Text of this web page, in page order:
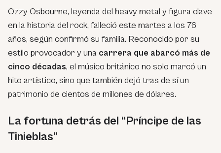
Ozzy Osbourne, leyenda del heavy metal y figura clave
en la historia del rock, falleció este martes a los 76
años, según confirmó su familia. Reconocido por su
estilo provocador y una carrera que abarcó más de
cinco décadas, el músico británico no solo marcó un
hito artístico, sino que también dejó tras de sí un
patrimonio de cientos de millones de dólares.
La fortuna detrás del “Príncipe de las
Tinieblas”